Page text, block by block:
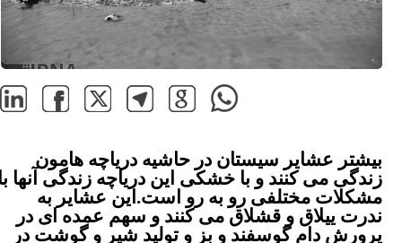
بیشتر عشایر سیستان در حاشیه دریاچه هامون
زندگی می کنند و با خشکی این دریاچه زندگی آنها با
مشکلات مختلفی رو به رو است.این عشایر به
ندرت ییلاق و قشلاق می کنند و سهم عمده ای در
پرورش دام گوسفند و بز و تولید شیر و گوشت در